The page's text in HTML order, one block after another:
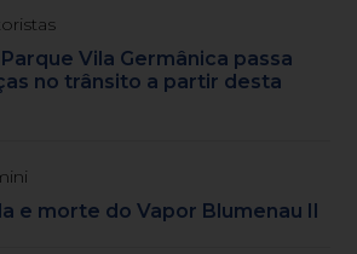
Vila Germânica passa
no trânsito a partir desta
e morte do Vapor Blumenau II